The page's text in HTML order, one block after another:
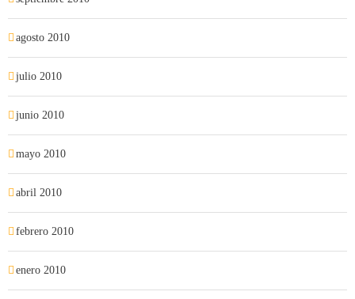
agosto 2010
julio 2010
junio 2010
mayo 2010
abril 2010
febrero 2010
enero 2010